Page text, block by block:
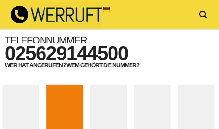
TELEFONNUMMER
025629144500
WER HAT ANGERUFEN? WEM GEHÖRT DIE NUMMER?